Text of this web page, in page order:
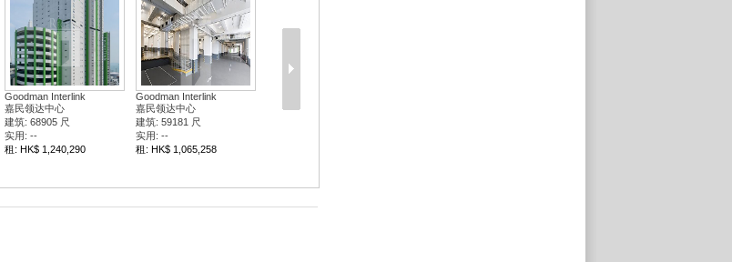
Goodman Interlink
嘉民领达中心
建筑: 68905 尺
实用: --
租: HK$ 1,240,290
Goodman Interlink
嘉民领达中心
建筑: 59181 尺
实用: --
租: HK$ 1,065,258